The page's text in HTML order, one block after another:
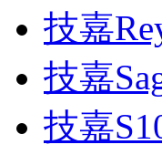
技嘉
技嘉
技嘉